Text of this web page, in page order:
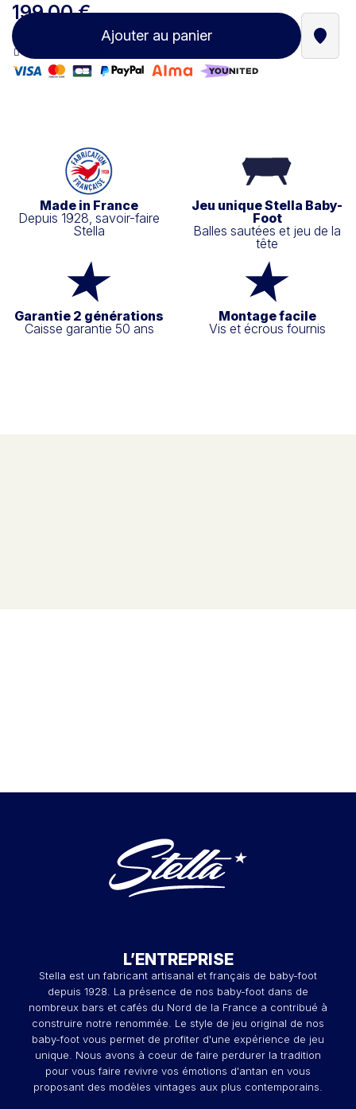
199,00 €
Ajouter au panier
Made in France
Depuis 1928, savoir-faire
Stella
Jeu unique Stella Baby-
Foot
Balles sautées et jeu de la
tête
Garantie 2 générations
Caisse garantie 50 ans
Montage facile
Vis et écrous fournis
L’ENTREPRISE
Stella est un fabricant artisanal et français de baby-foot
depuis 1928. La présence de nos baby-foot dans de
nombreux bars et cafés du Nord de la France a contribué à
construire notre renommée. Le style de jeu original de nos
baby-foot vous permet de profiter d'une expérience de jeu
unique. Nous avons à coeur de faire perdurer la tradition
pour vous faire revivre vos émotions d'antan en vous
proposant des modèles vintages aux plus contemporains.